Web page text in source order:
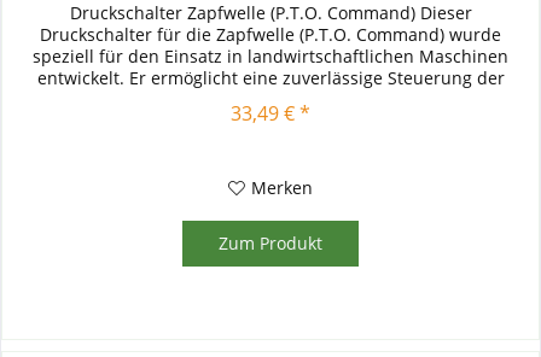
Druckschalter Zapfwelle (P.T.O. Command) Dieser
Druckschalter für die Zapfwelle (P.T.O. Command) wurde
speziell für den Einsatz in landwirtschaftlichen Maschinen
entwickelt. Er ermöglicht eine zuverlässige Steuerung der
Zapfwelle durch...
33,49 € *
Merken
Zum Produkt